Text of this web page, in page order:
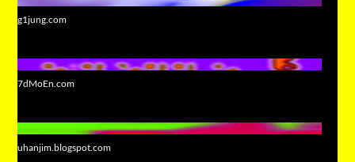
g1jung.com
7dMoEn.com
uhanjim.blogspot.com